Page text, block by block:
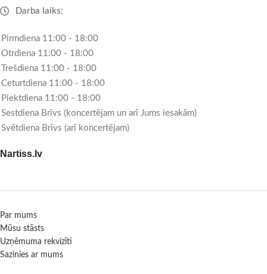
Darba laiks:
Pirmdiena 11:00 - 18:00
Otrdiena 11:00 - 18:00
Trešdiena 11:00 - 18:00
Ceturtdiena 11:00 - 18:00
Piektdiena 11:00 - 18:00
Sestdiena Brīvs (koncertējam un arī Jums iesakām)
Svētdiena Brīvs (arī koncertējam)
Nartiss.lv
Par mums
Mūsu stāsts
Uzņēmuma rekvizīti
Sazinies ar mums